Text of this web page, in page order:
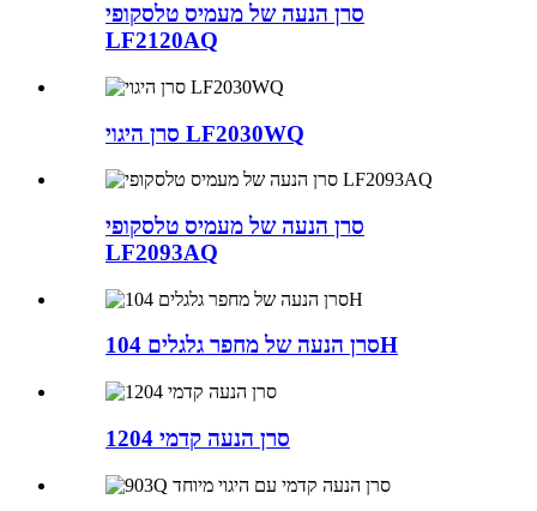
סרן הנעה של מעמיס טלסקופי
LF2120AQ
סרן היגוי LF2030WQ
סרן הנעה של מעמיס טלסקופי
LF2093AQ
סרן הנעה של מחפר גלגלים 104H
1204 סרן הנעה קדמי